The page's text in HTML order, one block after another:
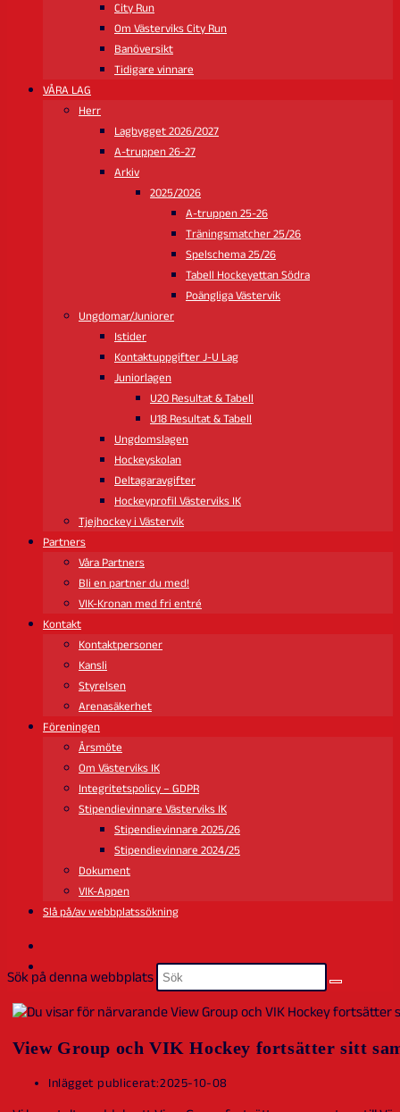
City Run
Om Västerviks City Run
Banöversikt
Tidigare vinnare
VÅRA LAG
Herr
Lagbygget 2026/2027
A-truppen 26-27
Arkiv
2025/2026
A-truppen 25-26
Träningsmatcher 25/26
Spelschema 25/26
Tabell Hockeyettan Södra
Poängliga Västervik
Ungdomar/Juniorer
Istider
Kontaktuppgifter J-U Lag
Juniorlagen
U20 Resultat & Tabell
U18 Resultat & Tabell
Ungdomslagen
Hockeyskolan
Deltagaravgifter
Hockeyprofil Västerviks IK
Tjejhockey i Västervik
Partners
Våra Partners
Bli en partner du med!
VIK-Kronan med fri entré
Kontakt
Kontaktpersoner
Kansli
Styrelsen
Arenasäkerhet
Föreningen
Årsmöte
Om Västerviks IK
Integritetspolicy – GDPR
Stipendievinnare Västerviks IK
Stipendievinnare 2025/26
Stipendievinnare 2024/25
Dokument
VIK-Appen
Slå på/av webbplatssökning
Sök på denna webbplats
View Group och VIK Hockey fortsätter sitt
Inlägget publicerat:2025-10-08